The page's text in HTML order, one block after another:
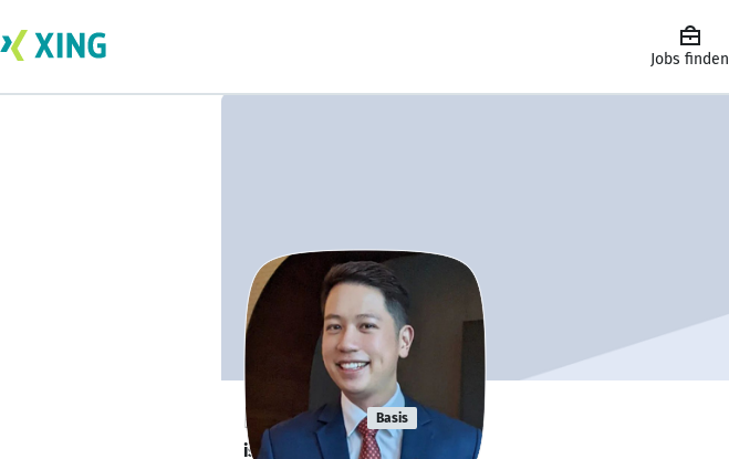
Jobs finden
Ron Sim Basis
is researching.